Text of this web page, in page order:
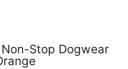
Stop Dogwear